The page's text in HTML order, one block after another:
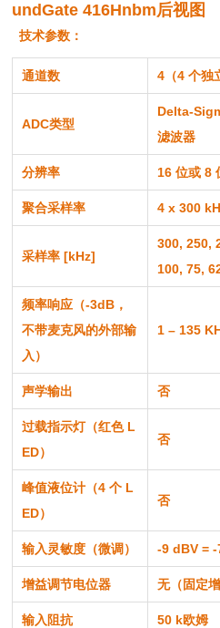
undGate 416Hnbm后视图
技术参数：
通道数 4（4 个独
ADC类型
Delta-
滤波器
分辨率 16 位或 8
聚合采样率 4 x 300
采样率 [kHz]
300, 250,
100, 75,
频率响应（-3dB，
不带麦克风的外部输
入）
1 – 135
声学输出 否
过载指示灯（红色 L
ED）
否
峰值液位计（4 个 L
ED）
否
输入灵敏度（微调） -9 dBV =
增益调节电位器 无（固定增
输入阻抗 50 k欧姆